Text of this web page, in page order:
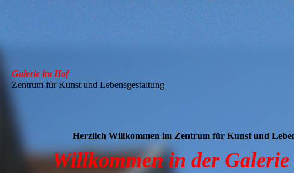
Galerie im Hof
Zentrum für Kunst und Lebensgestaltung
Herzlich Willkommen im Zentrum für Kunst und
Willkommen in der